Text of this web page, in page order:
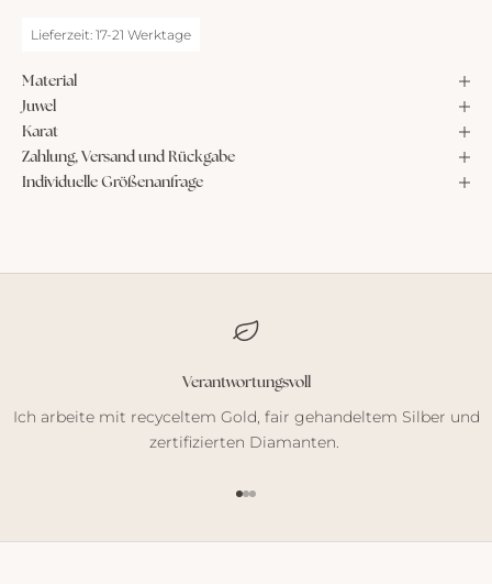
Lieferzeit: 17-21 Werktage
Material
Juwel
Karat
Zahlung, Versand und Rückgabe
Individuelle Größenanfrage
Verantwortungsvoll
Ich arbeite mit recyceltem Gold, fair gehandeltem Silber und
zertifizierten Diamanten.
Gehe zu Element 1
Gehe zu Element 2
Gehe zu Element 3